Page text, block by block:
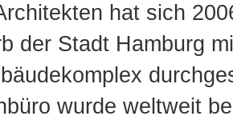
hat sich
der Stadt Hamburg
wurde weltweit